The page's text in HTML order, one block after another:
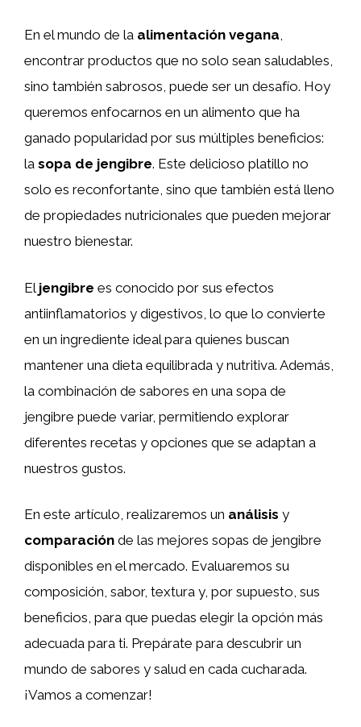
En el mundo de la alimentación vegana,
encontrar productos que no solo sean saludables,
sino también sabrosos, puede ser un desafío. Hoy
queremos enfocarnos en un alimento que ha
ganado popularidad por sus múltiples beneficios:
la sopa de jengibre. Este delicioso platillo no
solo es reconfortante, sino que también está lleno
de propiedades nutricionales que pueden mejorar
nuestro bienestar.
El jengibre es conocido por sus efectos
antiinflamatorios y digestivos, lo que lo convierte
en un ingrediente ideal para quienes buscan
mantener una dieta equilibrada y nutritiva. Además,
la combinación de sabores en una sopa de
jengibre puede variar, permitiendo explorar
diferentes recetas y opciones que se adaptan a
nuestros gustos.
En este artículo, realizaremos un análisis y
comparación de las mejores sopas de jengibre
disponibles en el mercado. Evaluaremos su
composición, sabor, textura y, por supuesto, sus
beneficios, para que puedas elegir la opción más
adecuada para ti. Prepárate para descubrir un
mundo de sabores y salud en cada cucharada.
¡Vamos a comenzar!